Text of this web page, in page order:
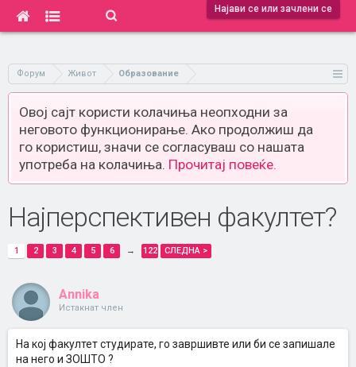
Најави се или зачлени се
Форум Живот Образование
Овој сајт користи колачиња неопходни за
неговото функционирање. Ако продолжиш да
го користиш, значи се согласуваш со нашата
употреба на колачиња. Прочитај повеќе.
Најперспективен факултет?
1 2 3 4 5 6 → 122 СЛЕДНА >
Annika
Истакнат член
На кој факултет студирате, го завршивте или би се запишале
на него и ЗОШТО ?